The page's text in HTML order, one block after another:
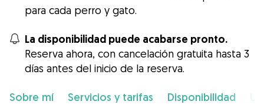
para cada perro y gato.
La disponibilidad puede acabarse pronto.
Reserva ahora, con cancelación gratuita hasta 3
días antes del inicio de la reserva.
Sobre mí Servicios y tarifas Disponibilidad